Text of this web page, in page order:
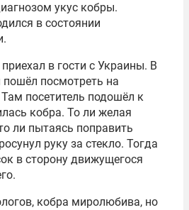
укус кобры.
в состоянии
в гости с Украины. В
пошёл посмотреть на
посетитель подошёл к
кобра. То ли желая
ли пытаясь поправить
руку за стекло. Тогда
в сторону движущегося
кобра миролюбива, но